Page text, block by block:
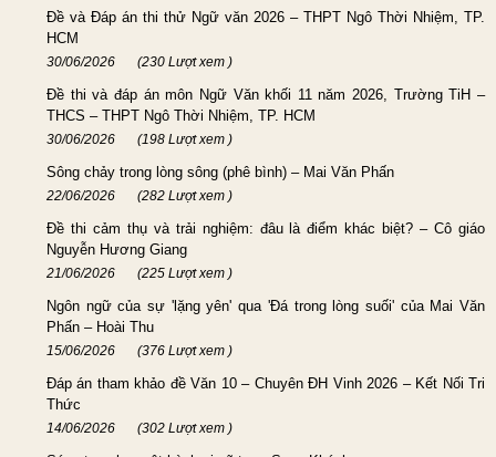
Đề và Đáp án thi thử Ngữ văn 2026 – THPT Ngô Thời Nhiệm, TP.
HCM
30/06/2026 (230 Lượt xem )
Đề thi và đáp án môn Ngữ Văn khối 11 năm 2026, Trường TiH –
THCS – THPT Ngô Thời Nhiệm, TP. HCM
30/06/2026 (198 Lượt xem )
Sông chảy trong lòng sông (phê bình) – Mai Văn Phấn
22/06/2026 (282 Lượt xem )
Đề thi cảm thụ và trải nghiệm: đâu là điểm khác biệt? – Cô giáo
Nguyễn Hương Giang
21/06/2026 (225 Lượt xem )
Ngôn ngữ của sự 'lặng yên' qua 'Đá trong lòng suối' của Mai Văn
Phấn – Hoài Thu
15/06/2026 (376 Lượt xem )
Đáp án tham khảo đề Văn 10 – Chuyên ĐH Vinh 2026 – Kết Nối Tri
Thức
14/06/2026 (302 Lượt xem )